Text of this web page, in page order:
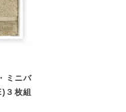
ミニバ
３枚組